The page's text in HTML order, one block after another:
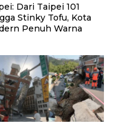
Dari Taipei 101
Stinky Tofu, Kota
Penuh Warna